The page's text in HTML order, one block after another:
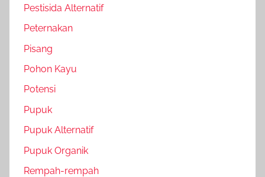
Pestisida Alternatif
Peternakan
Pisang
Pohon Kayu
Potensi
Pupuk
Pupuk Alternatif
Pupuk Organik
Rempah-rempah